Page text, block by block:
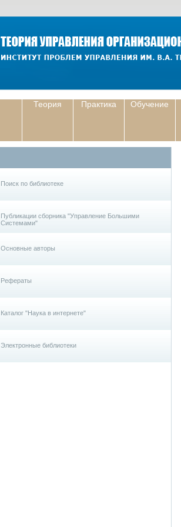
Теория Практика Обучение
Поиск по библиотеке
Публикации сборника "Управление Большими
Системами"
Основные авторы
Рефераты
Каталог "Наука в интернете"
Электронные библиотеки